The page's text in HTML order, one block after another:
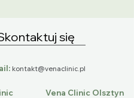
się
kontakt@venaclinic.pl
Vena Clinic Olsztyn